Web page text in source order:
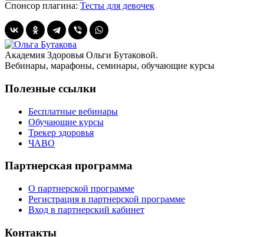
Спонсор плагина: Тесты для девочек
Академия Здоровья Ольги Бутаковой.
Вебинары, марафоны, семинары, обучающие курсы
Полезные ссылки
Бесплатные вебинары
Обучающие курсы
Трекер здоровья
ЧАВО
Партнерская программа
О партнерской программе
Регистрация в партнерской программе
Вход в партнерский кабинет
Контакты